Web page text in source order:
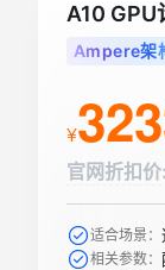
A10 GPU
Ampere架
¥
官网折扣价:
适合场景：
相关参数：